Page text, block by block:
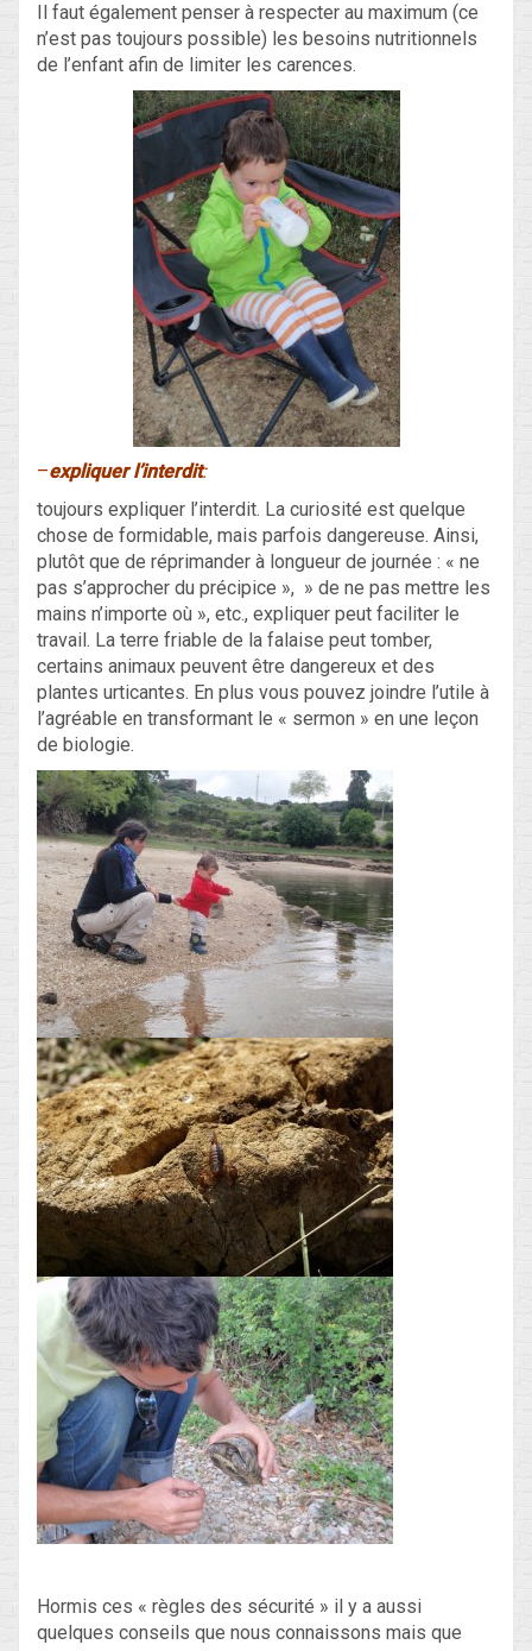
Il faut également penser à respecter au maximum (ce
n’est pas toujours possible) les besoins nutritionnels
de l’enfant afin de limiter les carences.
–expliquer l’interdit:
toujours expliquer l’interdit. La curiosité est quelque
chose de formidable, mais parfois dangereuse. Ainsi,
plutôt que de réprimander à longueur de journée : « ne
pas s’approcher du précipice », » de ne pas mettre les
mains n’importe où », etc., expliquer peut faciliter le
travail. La terre friable de la falaise peut tomber,
certains animaux peuvent être dangereux et des
plantes urticantes. En plus vous pouvez joindre l’utile à
l’agréable en transformant le « sermon » en une leçon
de biologie.
Hormis ces « règles des sécurité » il y a aussi
quelques conseils que nous connaissons mais que